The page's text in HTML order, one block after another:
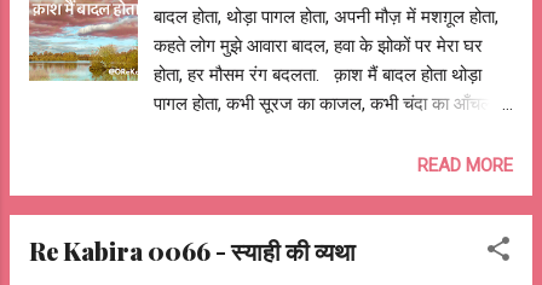
बादल होता, थोड़ा पागल होता, अपनी मौज़ में मशग़ूल होता,
कहते लोग मुझे आवारा बादल, हवा के झोकों पर मेरा घर
होता, हर मौसम रंग बदलता. क़ाश मैं बादल होता थोड़ा
पागल होता, कभी सूरज का काजल, कभी चंदा का आँचल
होता. क़ाश मैं बादल होता थोड़ा पागल होता, तारों के संग
जाने पर ज़ोर गरजता, खुश होकर फिर खूब बरसता. क़ाश
मैं बादल होता थोड़ा पागल होता, आशिक़ों की छप्पर होता,
READ MORE
Re Kabira 0066 - स्याही की व्यथा